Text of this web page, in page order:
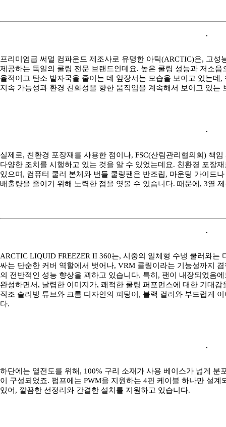
프리미엄급 써멀 컴파운드 제조사로 유명한 아틱(ARCTIC)은, 고성
제공하는 독일의 쿨링 전문 브랜드인데요. 높은 쿨링 성능과 저소
율적이고 탄소 발자국을 줄이는 데 앞장서는 모습을 보이고 있는
지속 가능성과 환경 친화성을 향한 움직임을 계속해서 보이고 있는
실제로, 친환경 포장재를 사용한 점이나, FSC(산림관리협의회) 책
다양한 조치를 시행하고 있는 것을 알 수 있었는데요. 친환경 포장
있으며, 컴퓨터 쿨러 본체와 번들 쿨링팬은 반조립, 마운팅 가이드
배출량을 줄이기 위해 노력한 점을 엿볼 수 있습니다. 때문에, 3열
ARCTIC LIQUID FREEZER II 360는, 시중의 일체형 수냉 쿨러와
싸는 단순한 커버 역할에서 벗어나, VRM 쿨링이라는 기능성까지
의 전반적인 성능 향상을 꾀하고 있습니다. 특히, 팬이 내장되었음
완성하면서, 날렵한 이미지가, 쾌적한 쿨링 퍼포먼스에 대한 기대
직조 슬리빙 튜브와 크롬 디자인의 피팅이, 블랙 컬러와 부드럽게
다.
하단에는 열전도를 위해, 100% 구리 소재가 사용 베이스가 넓게
이 구성되었죠. 펌프에는 PWM을 지원하는 4핀 케이블 하나만 설
있어, 깔끔한 선정리와 간결한 설치를 지원하고 있습니다.